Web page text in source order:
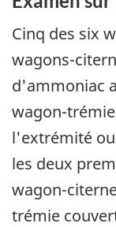
Cinq des six
wagons-
d'ammoniac
wagon-
l'extrémité
les deux
wagon-
trémie